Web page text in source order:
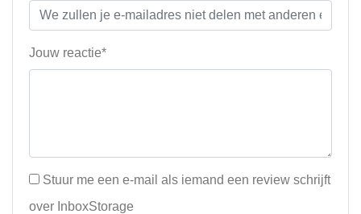
Jouw reactie*
Stuur me een e-mail als iemand een review schrijft
over InboxStorage